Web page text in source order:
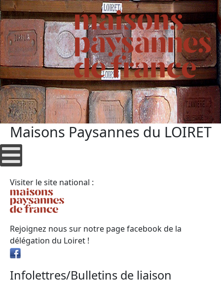
Maisons Paysannes du LOIRET
Visiter le site national :
Rejoignez nous sur notre page facebook de la
délégation du Loiret !
Infolettres/Bulletins de liaison